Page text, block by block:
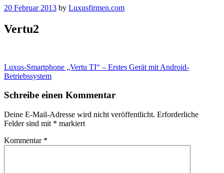
20 Februar 2013 by Luxusfirmen.com
Vertu2
Beitragsnavigation
Luxus-Smartphone „Vertu TI“ – Erstes Gerät mit Android-
Betriebssystem
Schreibe einen Kommentar
Deine E-Mail-Adresse wird nicht veröffentlicht. Erforderliche
Felder sind mit * markiert
Kommentar *